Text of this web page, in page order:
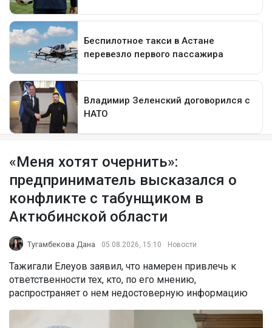
«Меня хотят очернить»:
предприниматель высказался о
конфликте с табунщиком в
Актюбинской области
Тугамбекова Дана 05.08.2026, 15:10 Новости
Тажигали Елеуов заявил, что намерен привлечь к
ответственности тех, кто, по его мнению,
распространяет о нем недостоверную информацию